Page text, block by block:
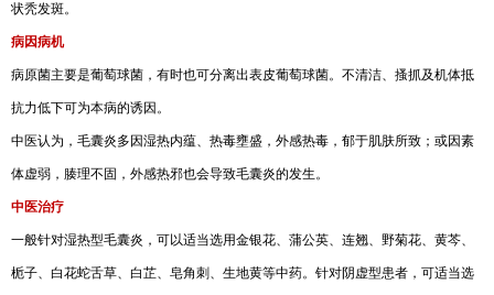
状秃发斑。
病因病机
病原菌主要是葡萄球菌，有时也可分离出表皮葡萄球菌。不清洁、搔抓及机体抵
抗力低下可为本病的诱因。
中医认为，毛囊炎多因湿热内蕴、热毒壅盛，外感热毒，郁于肌肤所致；或因素
体虚弱，腠理不固，外感热邪也会导致毛囊炎的发生。
中医治疗
一般针对湿热型毛囊炎，可以适当选用金银花、蒲公英、连翘、野菊花、黄芩、
栀子、白花蛇舌草、白芷、皂角刺、生地黄等中药。针对阴虚型患者，可适当选